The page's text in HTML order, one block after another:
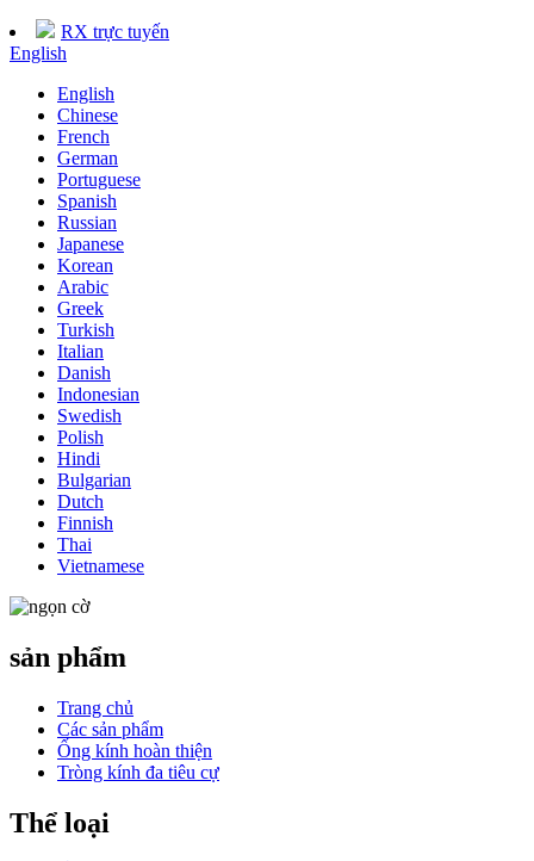
RX trực tuyến
English
English
Chinese
French
German
Portuguese
Spanish
Russian
Japanese
Korean
Arabic
Greek
Turkish
Italian
Danish
Indonesian
Swedish
Polish
Hindi
Bulgarian
Dutch
Finnish
Thai
Vietnamese
sản phẩm
Trang chủ
Các sản phẩm
Ống kính hoàn thiện
Tròng kính đa tiêu cự
Thể loại